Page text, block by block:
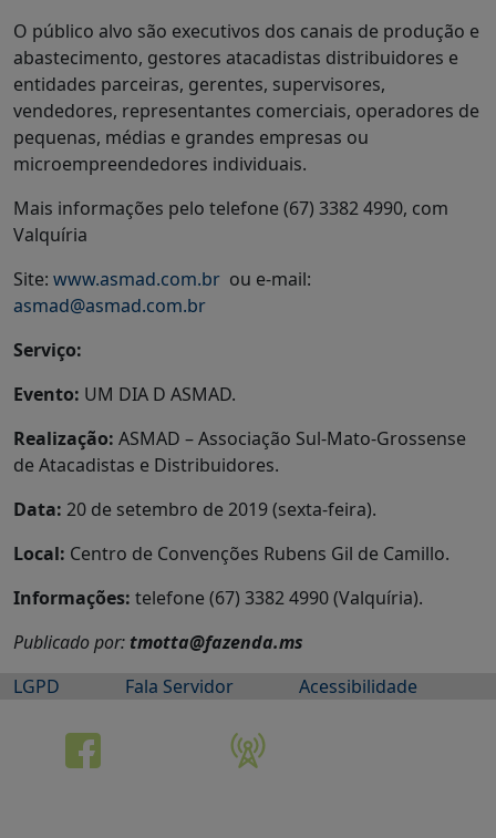
O público alvo são executivos dos canais de produção e
abastecimento, gestores atacadistas distribuidores e
entidades parceiras, gerentes, supervisores,
vendedores, representantes comerciais, operadores de
pequenas, médias e grandes empresas ou
microempreendedores individuais.
Mais informações pelo telefone (67) 3382 4990, com
Valquíria
Site: www.asmad.com.br ou e-mail:
asmad@asmad.com.br
Serviço:
Evento: UM DIA D ASMAD.
Realização: ASMAD – Associação Sul-Mato-Grossense
de Atacadistas e Distribuidores.
Data: 20 de setembro de 2019 (sexta-feira).
Local: Centro de Convenções Rubens Gil de Camillo.
Informações: telefone (67) 3382 4990 (Valquíria).
Publicado por: tmotta@fazenda.ms
LGPD
Fala Servidor Acessibilidade